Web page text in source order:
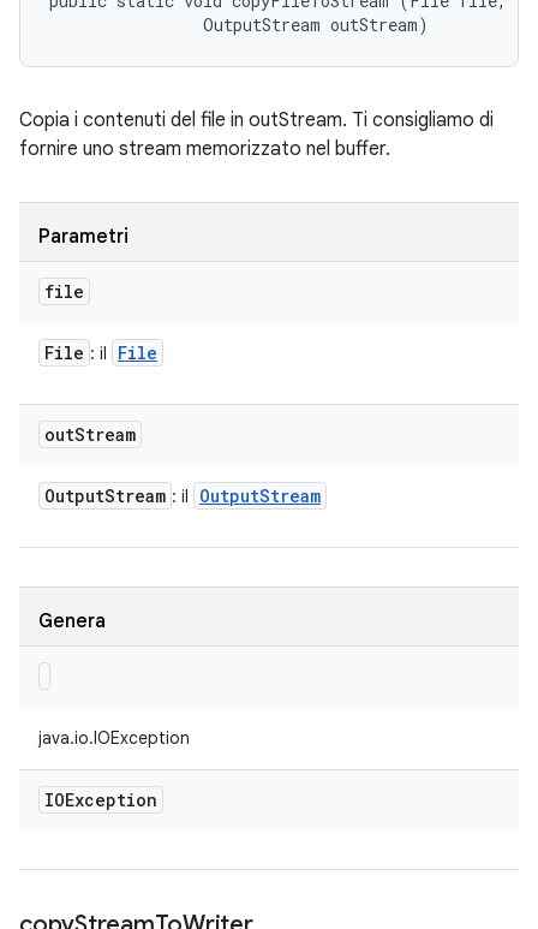
                OutputStream outStream)
Copia i contenuti del file in outStream. Ti consigliamo di
fornire uno stream memorizzato nel buffer.
Parametri
file
File : il File
outStream
OutputStream : il OutputStream
Genera
java.io.IOException
IOException